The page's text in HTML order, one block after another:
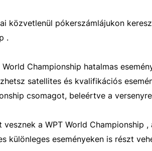
közvetlenül pókerszámlájukon
.
World Championship hatalmas
satellites és kvalifikációs
csomagot, beleértve a
a WPT World Championship
különleges eseményeken is részt